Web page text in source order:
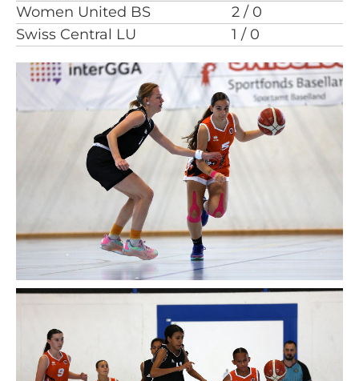
Women United BS
2 / 0
Swiss Central LU
1 / 0